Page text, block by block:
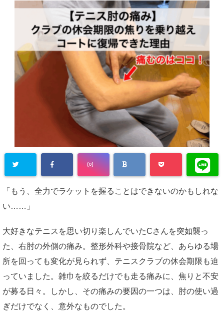
「もう、全力でラケットを握ることはできないのかもしれな
い……」
大好きなテニスを思い切り楽しんでいたCさんを突如襲っ
た、右肘の外側の痛み。整形外科や接骨院など、あらゆる場
所を回っても変化が見られず、テニスクラブの休会期限も迫
っていました。雑巾を絞るだけでも走る痛みに、焦りと不安
が募る日々。しかし、その痛みの要因の一つは、肘の使い過
ぎだけでなく、意外なものでした。